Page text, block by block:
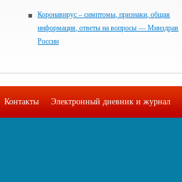
Коронавирус – симптомы, признаки, общая
информация, ответы на вопросы — Минздрав
России
Контакты Электронный дневник и журнал